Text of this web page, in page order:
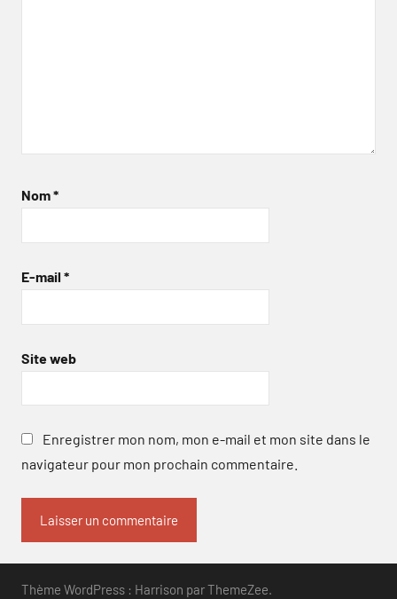
Nom*
E-mail *
Site web
Enregistrer mon nom, mon e-mail et mon site dans le
navigateur pour mon prochain commentaire.
Thème WordPress : Harrison par ThemeZee.